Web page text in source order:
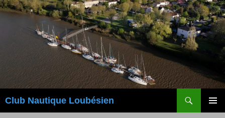
Aller
au
Club Nautique Loubésien